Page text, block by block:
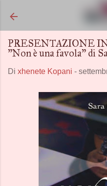
PRESENTAZIONE
"Non è una favola" di
Di xhenete Kopani -